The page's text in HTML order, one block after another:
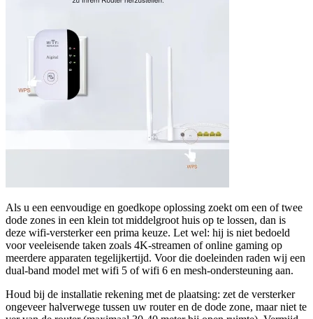
Als u een eenvoudige en goedkope oplossing zoekt om een of twee
dode zones in een klein tot middelgroot huis op te lossen, dan is
deze wifi-versterker een prima keuze. Let wel: hij is niet bedoeld
voor veeleisende taken zoals 4K-streamen of online gaming op
meerdere apparaten tegelijkertijd. Voor die doeleinden raden wij een
dual-band model met wifi 5 of wifi 6 en mesh-ondersteuning aan.
Houd bij de installatie rekening met de plaatsing: zet de versterker
ongeveer halverwege tussen uw router en de dode zone, maar niet te